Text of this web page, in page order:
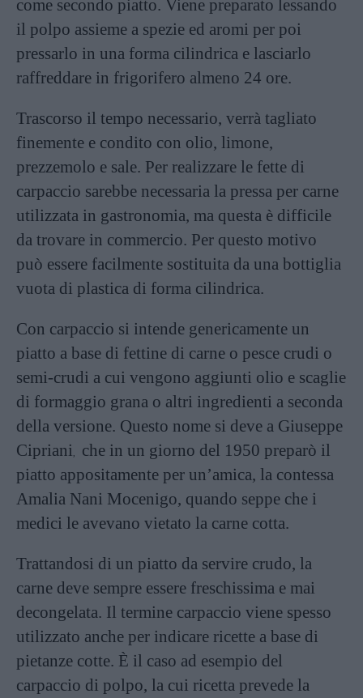
come secondo piatto. Viene preparato lessando
il polpo assieme a spezie ed aromi per poi
pressarlo in una forma cilindrica e lasciarlo
raffreddare in frigorifero almeno 24 ore.
Trascorso il tempo necessario, verrà tagliato
finemente e condito con olio, limone,
prezzemolo e sale. Per realizzare le fette di
carpaccio sarebbe necessaria la pressa per carne
utilizzata in gastronomia, ma questa è difficile
da trovare in commercio. Per questo motivo
può essere facilmente sostituita da una bottiglia
vuota di plastica di forma cilindrica.
Con carpaccio si intende genericamente un
piatto a base di fettine di carne o pesce crudi o
semi-crudi a cui vengono aggiunti olio e scaglie
di formaggio grana o altri ingredienti a seconda
della versione. Questo nome si deve a Giuseppe
Cipriani che in un giorno del 1950 preparò il
piatto appositamente per un’amica, la contessa
Amalia Nani Mocenigo, quando seppe che i
medici le avevano vietato la carne cotta.
Trattandosi di un piatto da servire crudo, la
carne deve sempre essere freschissima e mai
decongelata. Il termine carpaccio viene spesso
utilizzato anche per indicare ricette a base di
pietanze cotte. È il caso ad esempio del
carpaccio di polpo, la cui ricetta prevede la